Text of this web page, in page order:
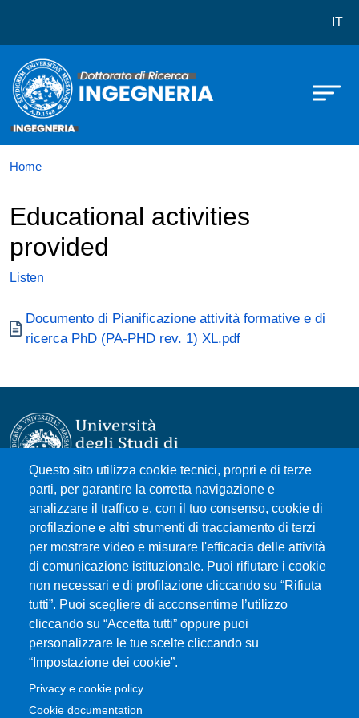
IT
Home
Educational activities
provided
Listen
Documento
Documento di Pianificazione attività formative e di
ricerca PhD (PA-PHD rev. 1) XL.pdf
Questo sito utilizza cookie tecnici, propri e di terze
parti, per garantire la corretta navigazione e
analizzare il traffico e, con il tuo consenso, cookie di
profilazione e altri strumenti di tracciamento di terzi
per mostrare video e misurare l'efficacia delle attività
di comunicazione istituzionale. Puoi rifiutare i cookie
non necessari e di profilazione cliccando su “Rifiuta
tutti”. Puoi scegliere di acconsentirne l’utilizzo
cliccando su “Accetta tutti” oppure puoi
personalizzare le tue scelte cliccando su
“Impostazione dei cookie”.
Privacy e cookie policy
Cookie documentation
Università degli Studi di Messina
Piazza Pugliatti, 1 - 98122 Messina
Cod. Fiscale 80004070837
P.IVA 00724160833
Centralino: 090 676 1
MENÙ SOCIAL
MENÙ FOOTER 1
Accessibility statement
Sitemap